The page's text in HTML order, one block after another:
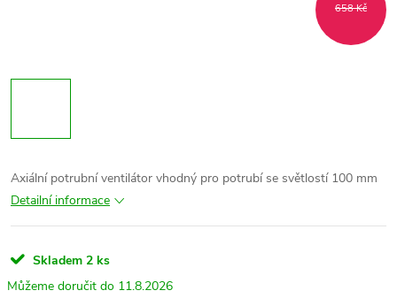
658 Kč
Axiální potrubní ventilátor vhodný pro potrubí se světlostí 100 mm
Detailní informace
Skladem 2 ks
11.8.2026